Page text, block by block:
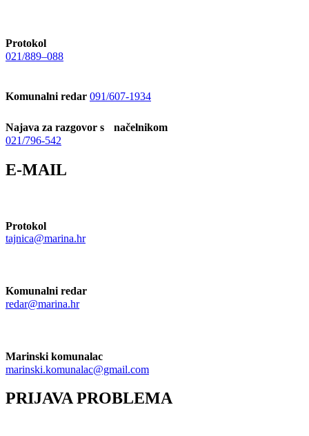
Protokol
021/889–088
Komunalni redar 091/607-1934
Najava za razgovor s načelnikom
021/796-542
E-MAIL
Protokol
tajnica@marina.hr
Komunalni redar
redar@marina.hr
Marinski komunalac
marinski.komunalac@gmail.com
PRIJAVA PROBLEMA